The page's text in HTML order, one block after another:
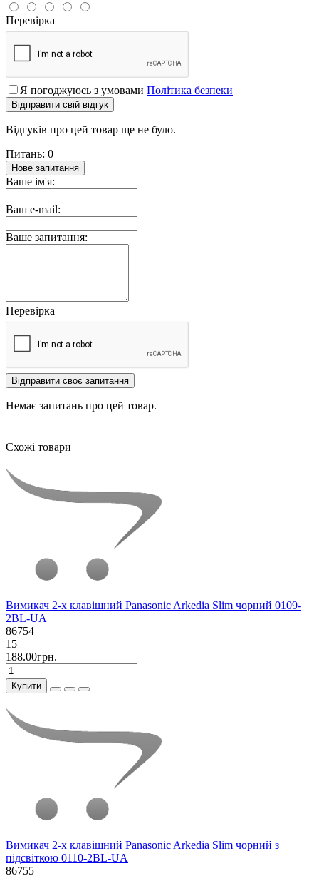
Перевірка
Я погоджуюсь з умовами Політика безпеки
Відправити свій відгук
Відгуків про цей товар ще не було.
Питань: 0
Нове запитання
Ваше ім'я:
Ваш e-mail:
Ваше запитання:
Перевірка
Відправити своє запитання
Немає запитань про цей товар.
Схожі товари
Вимикач 2-х клавішний Panasonic Arkedia Slim чорний 0109-
2BL-UA
86754
15
188.00грн.
Купити
Вимикач 2-х клавішний Panasonic Arkedia Slim чорний з
підсвіткою 0110-2BL-UA
86755